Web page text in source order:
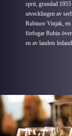
sprit, grundad
utvecklingen av
Rubinov Vinjak, en
förfogar Rubin
en av landets